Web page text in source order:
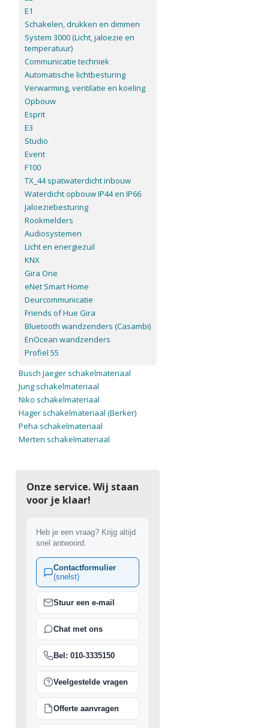
E1
Schakelen, drukken en dimmen
System 3000 (Licht, jaloezie en
temperatuur)
Communicatie techniek
Automatische lichtbesturing
Verwarming, ventilatie en koeling
Opbouw
Esprit
E3
Studio
Event
F100
TX_44 spatwaterdicht inbouw
Waterdicht opbouw IP44 en IP66
Jaloeziebesturing
Rookmelders
Audiosystemen
Licht en energiezuil
KNX
Gira One
eNet Smart Home
Deurcommunicatie
Friends of Hue Gira
Bluetooth wandzenders (Casambi)
EnOcean wandzenders
Profiel 55
Busch Jaeger schakelmateriaal
Jung schakelmateriaal
Niko schakelmateriaal
Hager schakelmateriaal (Berker)
Peha schakelmateriaal
Merten schakelmateriaal
Onze service. Wij staan
voor je klaar!
Heb je een vraag? Krijg altijd
snel antwoord.
Contactformulier
(snelst)
Stuur een e-mail
Chat met ons
Bel: 010-3335150
Veelgestelde vragen
Offerte aanvragen